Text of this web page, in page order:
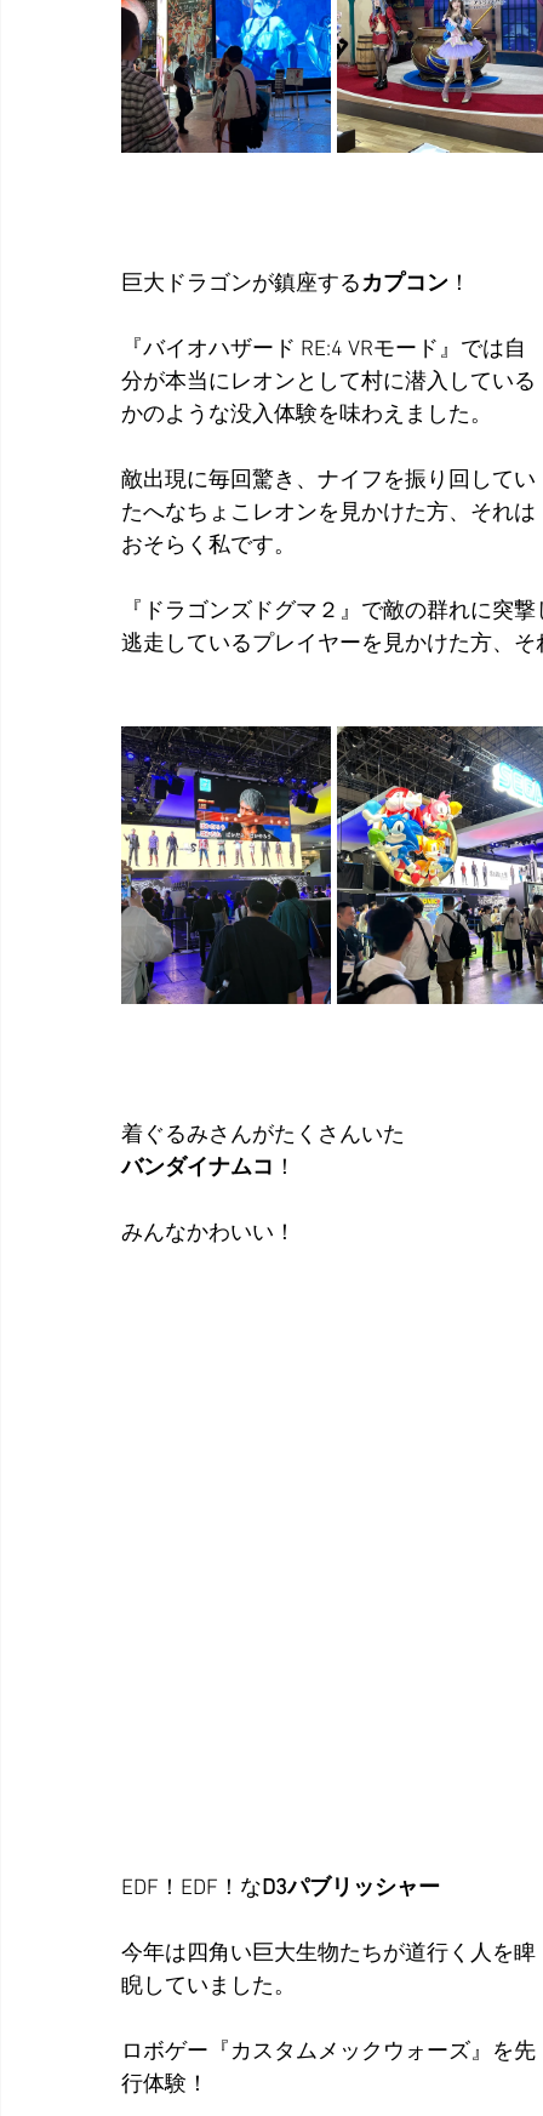
巨大ドラゴンが鎮座するカプコン ！
『バイオハザード RE:4 VRモード』では自
分が本当にレオンとして村に潜入している
かのような没入体験を味わえました。
敵出現に毎回驚き、ナイフを振り回してい
たへなちょこレオンを見かけた方、それは
おそらく私です。
『ドラゴンズドグマ２』で敵の群れに突
逃走しているプレイヤーを見かけた方、
着ぐるみさんがたくさんいた
バンダイナムコ ！
みんなかわいい！
EDF！EDF！なD3パブリッシャー
今年は四角い巨大生物たちが道行く人を睥
睨していました。
ロボゲー『カスタムメックウォーズ』を先
行体験！